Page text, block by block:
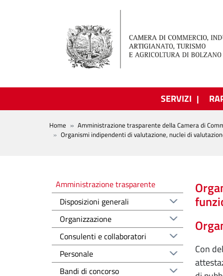
SERVIZI
BREADCRUMB
Home
Amministrazione trasparente della Camera di
Organismi indipendenti di valutazione, nuclei di
Con
Amministrazione trasparente
Amministrazione trasparente
Disposizioni generali
Organizzazione
Consulenti e collaboratori
Personale
Bandi di concorso